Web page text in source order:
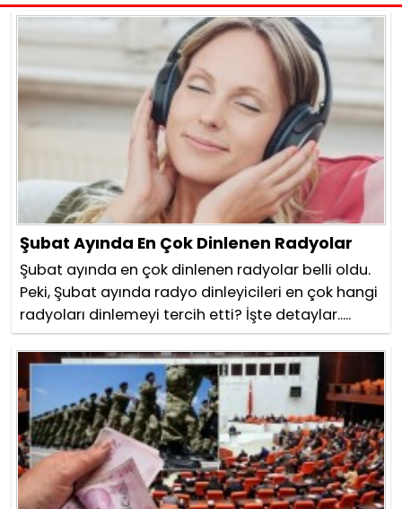
Şubat Ayında En Çok Dinlenen Radyolar
Şubat ayında en çok dinlenen radyolar belli oldu.
Peki, Şubat ayında radyo dinleyicileri en çok hangi
radyoları dinlemeyi tercih etti? İşte detaylar.....